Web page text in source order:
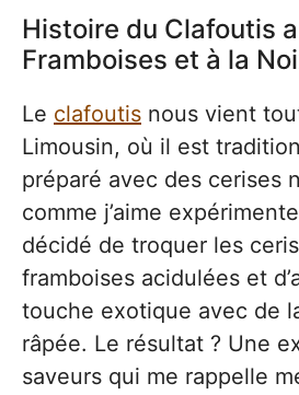
Histoire du Clafoutis
Framboises et à la
Le clafoutis nous vient
Limousin, où il est
préparé avec des cerises
comme j’aime
décidé de troquer les
framboises acidulées et
touche exotique avec de
râpée. Le résultat ? Une
saveurs qui me rappelle